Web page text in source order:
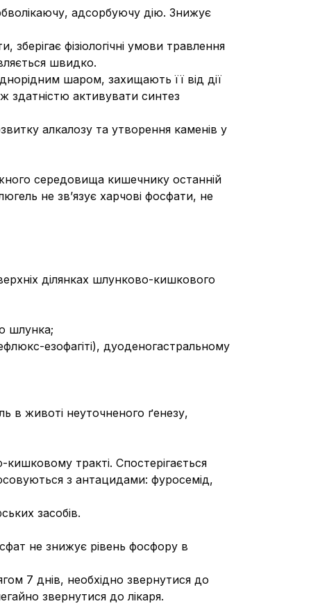
адсорбуючу дію. Знижує
фізіологічні умови травлення
швидко.
шаром, захищають її від дії
здатністю активувати синтез
алкалозу та утворення каменів у
середовища кишечнику останній
не зв’язує харчові фосфати, не
ділянках шлунково-кишкового
шлунка;
езофагіті), дуоденогастральному
в животі неуточненого ґенезу,
тракті. Спостерігається
з антацидами: фуросемід,
засобів.
не знижує рівень фосфору в
7 днів, необхідно звернутися до
звернутися до лікаря.